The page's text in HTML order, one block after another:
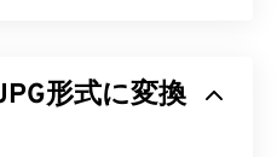
は、 PENTAX
JPGの優れた圧縮率こそ
です。また、JPGファ
形式に変換